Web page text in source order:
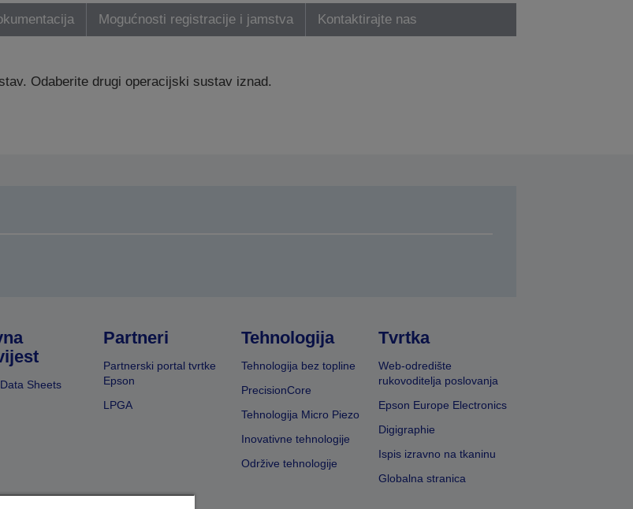
Mogućnosti registracije i jamstva Kontaktirajte nas
Odaberite drugi operacijski sustav iznad.
Sheets
Partneri
Partnerski portal tvrtke
Epson
LPGA
Tehnologija
Tehnologija bez topline
PrecisionCore
Tehnologija Micro Piezo
Inovativne tehnologije
Održive tehnologije
Tvrtka
Web-odredište
rukovoditelja poslovanja
Epson Europe Electronics
Digigraphie
Ispis izravno na tkaninu
Globalna stranica